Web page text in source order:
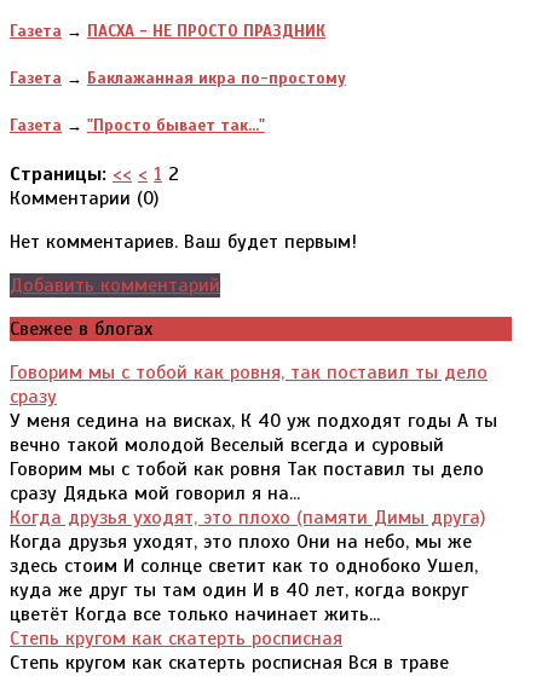
Газета → ПАСХА - НЕ ПРОСТО ПРАЗДНИК
Газета → Баклажанная икра по-простому
Газета → "Просто бывает так..."
Страницы: << < 1 2
Комментарии (0)
Нет комментариев. Ваш будет первым!
Добавить комментарий
Свежее в блогах
Говорим мы с тобой как ровня, так поставил ты дело
сразу
У меня седина на висках, К 40 уж подходят годы А ты
вечно такой молодой Веселый всегда и суровый
Говорим мы с тобой как ровня Так поставил ты дело
сразу Дядька мой говорил я на...
Когда друзья уходят, это плохо (памяти Димы друга)
Когда друзья уходят, это плохо Они на небо, мы же
здесь стоим И солнце светит как то однобоко Ушел,
куда же друг ты там один И в 40 лет, когда вокруг
цветёт Когда все только начинает жить...
Степь кругом как скатерть росписная
Степь кругом как скатерть росписная Вся в траве